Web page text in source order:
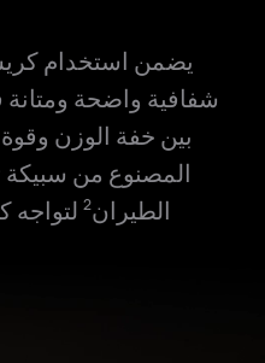
يضمن استخدام
شفافية واضحة
بين خفة الوزن
المصنوع من سبيكة
الطيران2 لتواجه